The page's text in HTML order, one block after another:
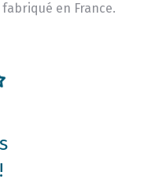
en France.